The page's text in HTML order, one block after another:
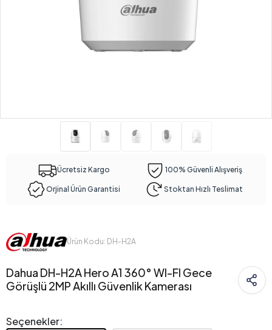
Ücretsiz Kargo 100% Güvenli Alışveriş
Orjinal Ürün Garantisi Stoktan Hızlı Teslimat
Ürün Kodu: DH-H2A
Dahua DH-H2A Hero A1 360° WI-FI Gece
Görüşlü 2MP Akıllı Güvenlik Kamerası
Seçenekler: